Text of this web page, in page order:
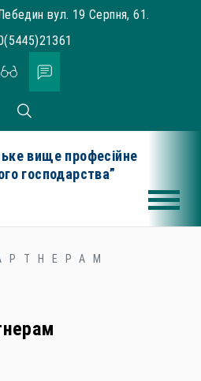
вул. 19 Серпня, 61.
вище професійне
господарства”